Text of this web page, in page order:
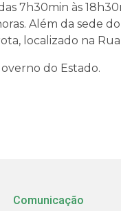
7h30min às
Além da sede
localizado na Rua
do Estado.
Comunicação